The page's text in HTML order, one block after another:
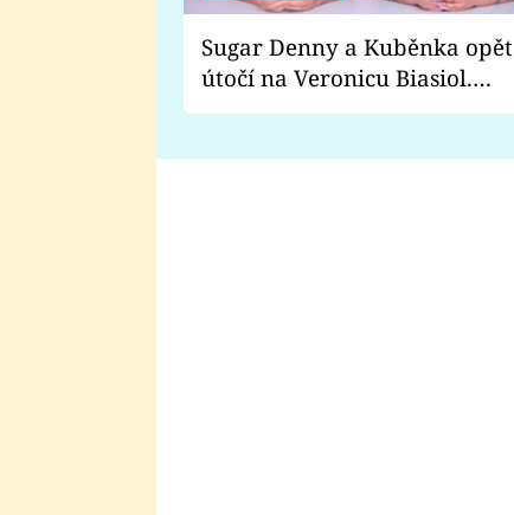
Sugar Denny a Kuběnka opět
útočí na Veronicu Biasiol.
Proč je podle nich falešná a